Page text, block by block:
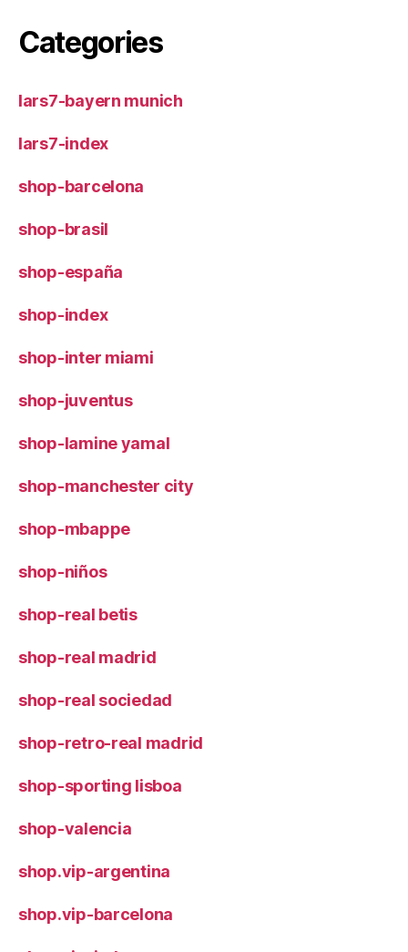
Categories
lars7-bayern munich
lars7-index
shop-barcelona
shop-brasil
shop-españa
shop-index
shop-inter miami
shop-juventus
shop-lamine yamal
shop-manchester city
shop-mbappe
shop-niños
shop-real betis
shop-real madrid
shop-real sociedad
shop-retro-real madrid
shop-sporting lisboa
shop-valencia
shop.vip-argentina
shop.vip-barcelona